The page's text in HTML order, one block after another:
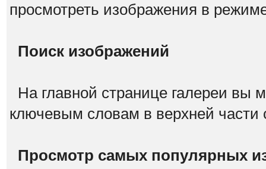
просмотреть изображения в
Поиск изображений
На главной странице галереи вы
ключевым словам в верхней
Просмотр самых популярных